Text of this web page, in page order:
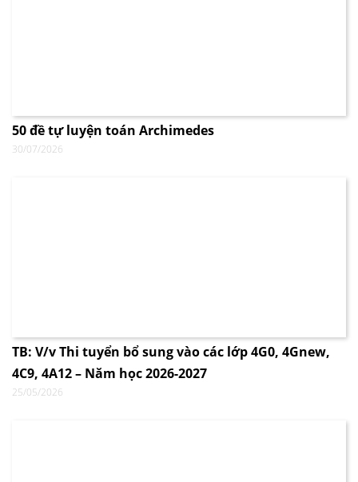
50 đề tự luyện toán Archimedes
30/07/2026
TB: V/v Thi tuyển bổ sung vào các lớp 4G0, 4Gnew,
4C9, 4A12 – Năm học 2026-2027
25/05/2026